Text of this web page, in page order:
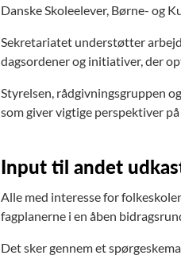
Danske Skoleelever, Børne- og
Sekretariatet understøtter
dagsordener og initiativer, der
Styrelsen, rådgivningsgruppen
som giver vigtige perspektiver
Input til andet
Alle med interesse for
fagplanerne i en åben
Det sker gennem et